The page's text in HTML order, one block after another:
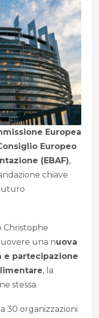
Europea
Europeo
(EBAF),
chiave
Christophe
una nuova
e partecipazione
, la
stessa.
30 organizzazioni